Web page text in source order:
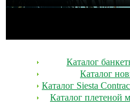
Каталог
Каталог
Каталог Siesta
Каталог плетеной